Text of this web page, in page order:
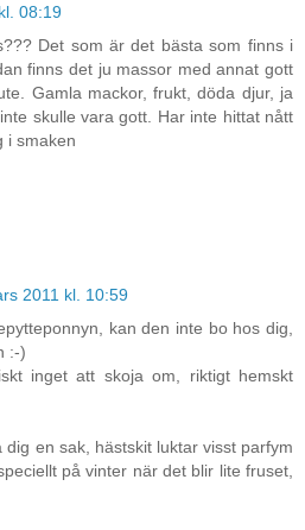
08:19
Det som är det bästa som finns i
finns det ju massor med annat gott
Gamla mackor, frukt, döda djur, ja
skulle vara gott. Har inte hittat nått
i smaken
2011 kl. 10:59
kan den inte bo hos dig,
:-)
inget att skoja om, riktigt hemskt
dig en sak, hästskit luktar visst parfym
på vinter när det blir lite fruset,